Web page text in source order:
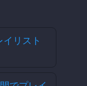
リスト